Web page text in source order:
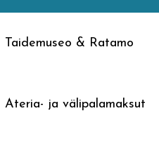
Taidemuseo & Ratamo
Ateria- ja välipalamaksut